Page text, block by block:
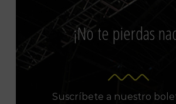
¡No te pierdas
Suscríbete a nuestro